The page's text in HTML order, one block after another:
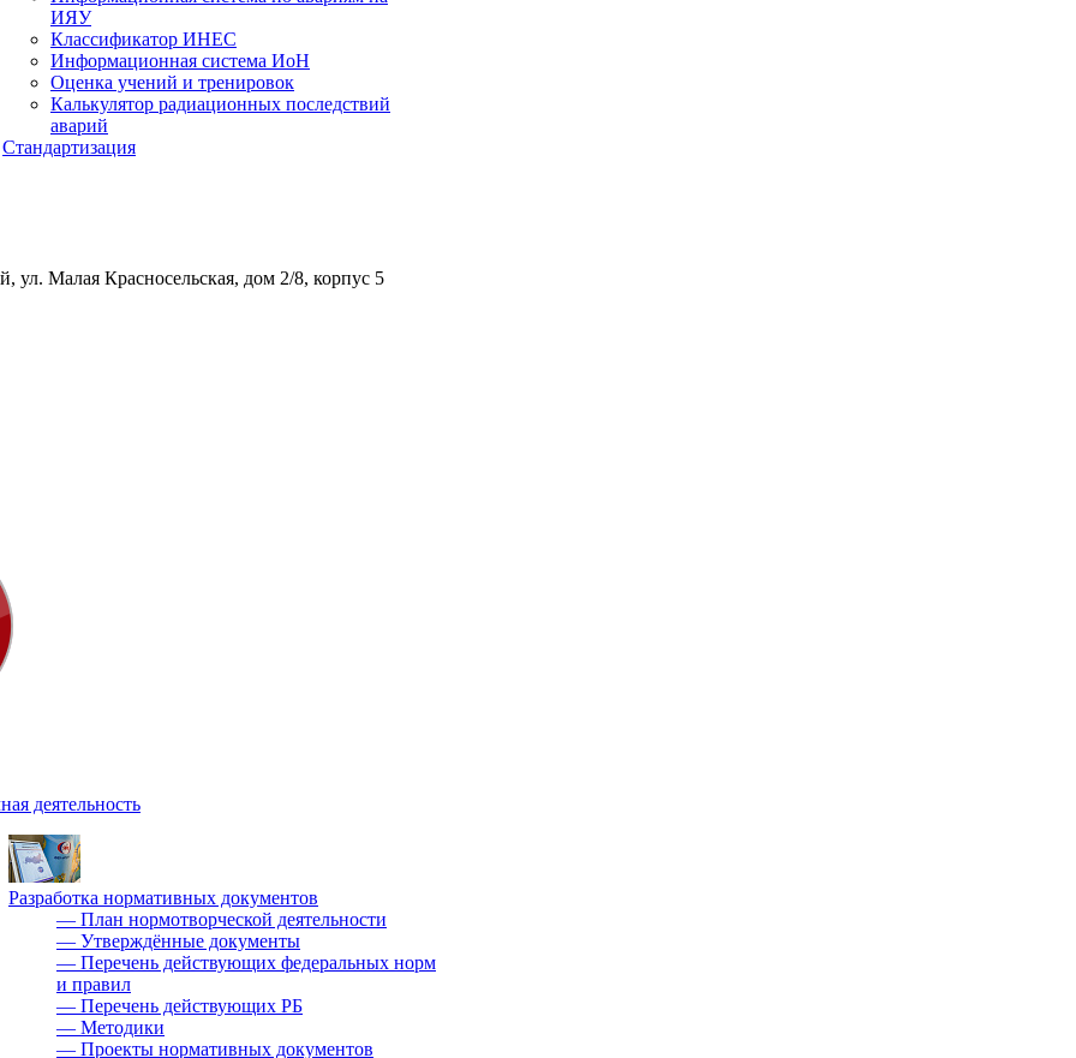
ИЯУ
Классификатор ИНЕС
Информационная система ИоН
Оценка учений и тренировок
Калькулятор радиационных последствий
аварий
Стандартизация
ул. Малая Красносельская, дом 2/8, корпус 5
деятельность
Разработка нормативных документов
— План нормотворческой деятельности
— Утверждённые документы
— Перечень действующих федеральных норм
и правил
— Перечень действующих РБ
— Методики
— Проекты нормативных документов